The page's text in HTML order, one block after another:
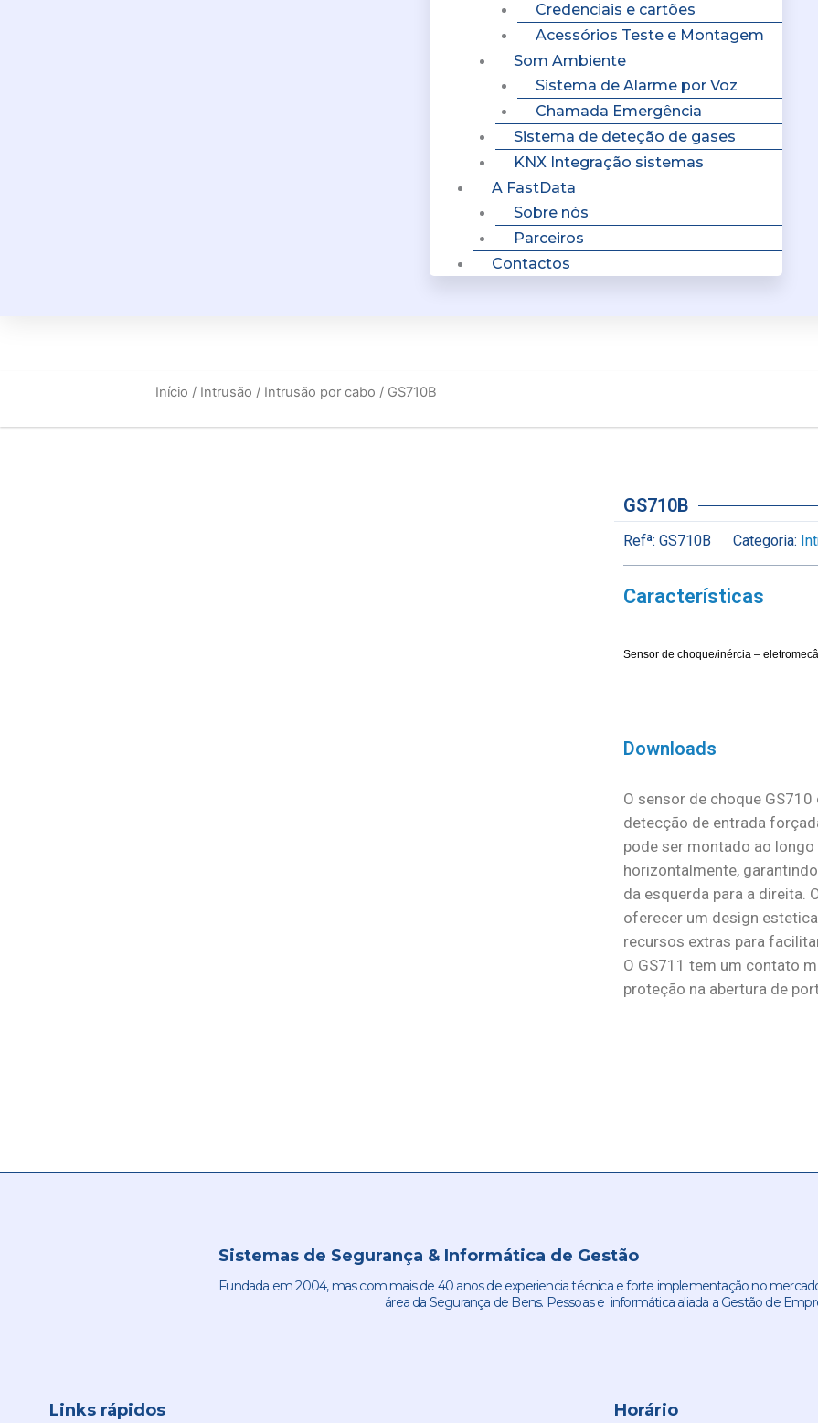
Credenciais e cartões
Acessórios Teste e Montagem
Som Ambiente
Sistema de Alarme por Voz
Chamada Emergência
Sistema de deteção de gases
KNX Integração sistemas
A FastData
Sobre nós
Parceiros
Contactos
Início / Intrusão / Intrusão por cabo / GS710B
GS710B
Refª: GS710B Categoria:
Características
Sensor de choque/inércia –
Downloads
O sensor de choque
detecção de entrada
pode ser montado ao
horizontalmente,
da esquerda para a direita.
oferecer um design
recursos extras para
O GS711 tem um contato
proteção na abertura de
Sistemas de Segurança & Informática de Gestão
Fundada em 2004, mas com mais de 40 anos de experiencia técnica e forte implementação no
área da Segurança de Bens. Pessoas e informática aliada a Gestão de
Links rápidos Horário